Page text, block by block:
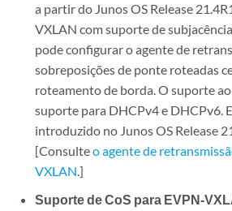
a partir do Junos OS Release
VXLAN com suporte de
pode configurar o agente de
sobreposições de ponte roteadas
roteamento de borda. O suporte
suporte para DHCPv4 e DHCPv6.
introduzido no Junos OS Release
[Consulteo agente de
VXLAN.]
Suporte de CoS para EVPN-